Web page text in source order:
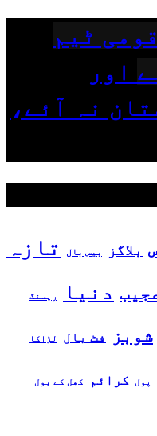
ٹیم
اور
نہ آئے،
بلاگز بیس بال
تازہ
دنیا ریسنگ
شوبز فٹ بال لڑاکا
پول کرائم کھل کے بول